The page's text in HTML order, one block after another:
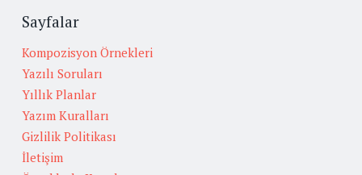
Sayfalar
Kompozisyon Örnekleri
Yazılı Soruları
Yıllık Planlar
Yazım Kuralları
Gizlilik Politikası
İletişim